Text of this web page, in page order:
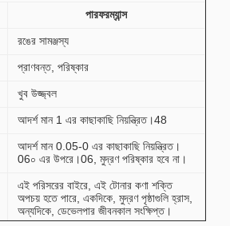
পারফরম্যান্স
রঙের সামঞ্জস্য
প্রাণবন্ত, পরিষ্কার
খুব উজ্জ্বল
আদর্শ মান 1 এর কাছাকাছি নিয়ন্ত্রিত।48
আদর্শ মান 0.05-0 এর কাছাকাছি নিয়ন্ত্রিত।
06০ এর উপরে।06, মুদ্রণ পরিষ্কার হবে না।
এই পরিসরের বাইরে, এই টোনার কণা শক্তি
অপচয় হতে পারে, একদিকে, মুদ্রণ পৃষ্ঠাগুলি হ্রাস,
অন্যদিকে, ডেভেলপার জীবনকাল সংক্ষিপ্ত।